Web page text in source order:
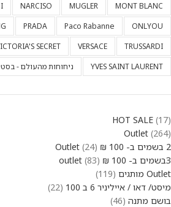
MONT BLANC
MUGLER
NARCISO
ONLYOU
Paco Rabanne
PRADA
TRUSSARDI
VERSACE
SECRET
YVES SAINT LAURENT
ניחוחות מהעולם -
HOT SALE 17
Outlet 264
2 בשמים ב- 100 ₪ Outlet
24
3בשמים ב- 100 ₪ outlet
83
Outlet מותגים
119
מיסט/ דאו / אייליניר 6 ב 100
22
בושם מתנה 46